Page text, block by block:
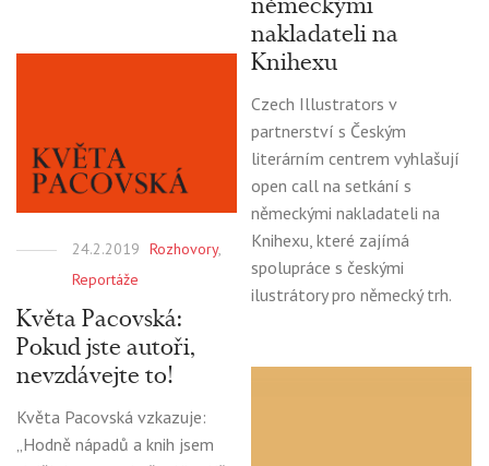
nakladateli na
Knihexu
Czech Illustrators v
partnerství s Českým
literárním centrem vyhlašují
open call na setkání s
německými nakladateli na
Knihexu, které zajímá
spolupráce s českými
ilustrátory pro německý trh.
24.2.2019 Rozhovory,
Reportáže
Květa Pacovská:
Pokud jste autoři,
nevzdávejte to!
Květa Pacovská vzkazuje:
„Hodně nápadů a knih jsem